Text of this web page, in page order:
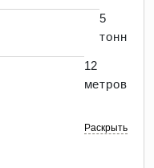
5
тонн
12
метров
Раскрыть